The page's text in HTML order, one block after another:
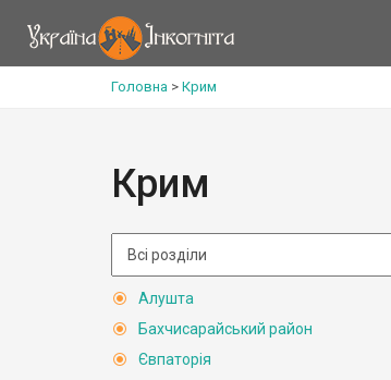
Головна > Крим
Крим
Алушта
Бахчисарайський район
Євпаторія